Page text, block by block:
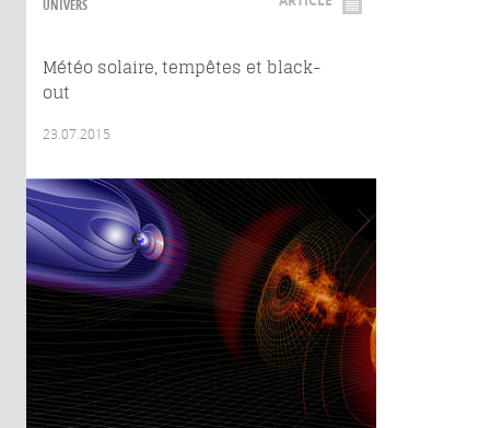
UNIVERS
Météo solaire, tempêtes et black-
out
23.07.2015